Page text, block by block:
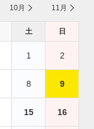
10月 11月
土 日
1 2
8 9
15 16